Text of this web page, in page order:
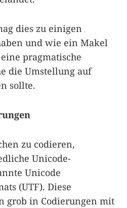
dies zu einigen
und wie ein Makel
pragmatische
die Umstellung auf
sollte.
zu codieren,
Unicode-
Unicode
(UTF). Diese
grob in Codierungen mit